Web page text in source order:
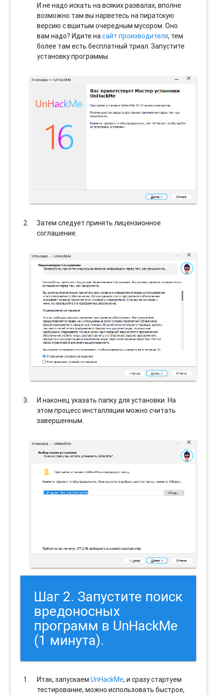
И не надо искать на всяких развалах, вполне
возможно там вы нарветесь на пиратскую
версию с вшитым очередным мусором. Оно
вам надо? Идите насайт производителя, тем
более там есть бесплатный триал. Запустите
установку программы.
Затем следует принять лицензионное
соглашение.
И наконец указать папку для установки. На
этом процесс инсталляции можно считать
завершенным.
Шаг 2. Запустите поиск
вредоносных
программ в UnHackMe
(1 минута).
Итак, запускаемUnHackMe, и сразу стартуем
тестирование, можно использовать быстрое,